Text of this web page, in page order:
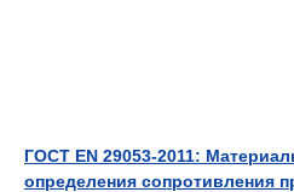
ГОСТ EN 29053-2011:
определения сопротивления